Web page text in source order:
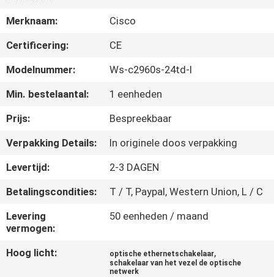
FABRIEKSTOCHT
KWALITEITSCONTROLE
NEEM
CONTACT
MET
OP
NIEUWS
Merknaam:
Cisco
Certificering:
CE
Modelnummer:
Ws-c2960s-24td-l
Min. bestelaantal:
1 eenheden
Prijs:
Bespreekbaar
Verpakking Details:
In originele doos verpakking
Levertijd:
2-3 DAGEN
Betalingscondities:
T / T, Paypal, Western Union, L / C
Levering
vermogen:
50 eenheden / maand
Hoog licht: optische ethernetschakelaar,
schakelaar van het vezel de optische
netwerk